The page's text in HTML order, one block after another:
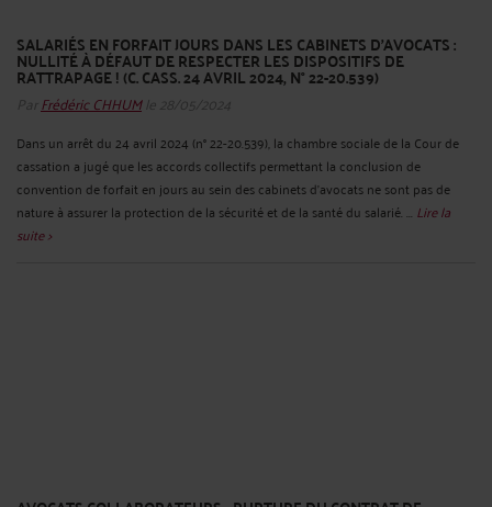
SALARIÉS EN FORFAIT JOURS DANS LES CABINETS D’AVOCATS :
NULLITÉ À DÉFAUT DE RESPECTER LES DISPOSITIFS DE
RATTRAPAGE ! (C. CASS. 24 AVRIL 2024, N° 22-20.539)
Par Frédéric CHHUMle 28/05/2024
Dans un arrêt du 24 avril 2024 (n° 22-20.539), la chambre sociale de la Cour de
cassation a jugé que les accords collectifs permettant la conclusion de
convention de forfait en jours au sein des cabinets d’avocats ne sont pas de
nature à assurer la protection de la sécurité et de la santé du salarié. ... Lire la
suite >